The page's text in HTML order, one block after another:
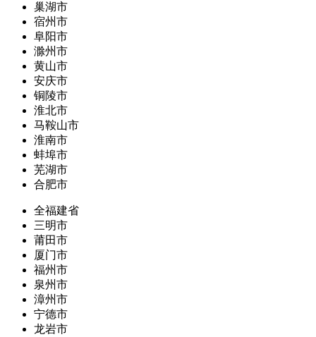
巢湖市
宿州市
阜阳市
滁州市
黄山市
安庆市
铜陵市
淮北市
马鞍山市
淮南市
蚌埠市
芜湖市
合肥市
全福建省
三明市
莆田市
厦门市
福州市
泉州市
漳州市
宁德市
龙岩市